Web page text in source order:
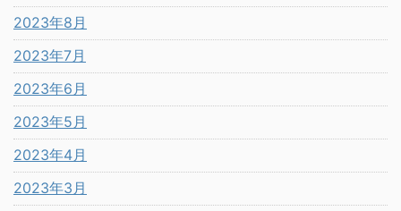
2023年8月
2023年7月
2023年6月
2023年5月
2023年4月
2023年3月